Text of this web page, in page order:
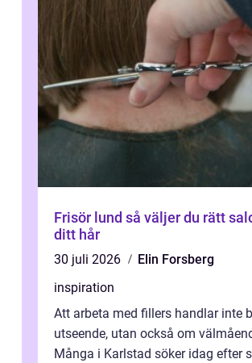
Frisör lund så väljer du rätt salong för
ditt hår
30 juli 2026
Elin Forsberg
inspiration
Att arbeta med fillers handlar inte
utseende, utan också om
Många i Karlstad söker idag efter